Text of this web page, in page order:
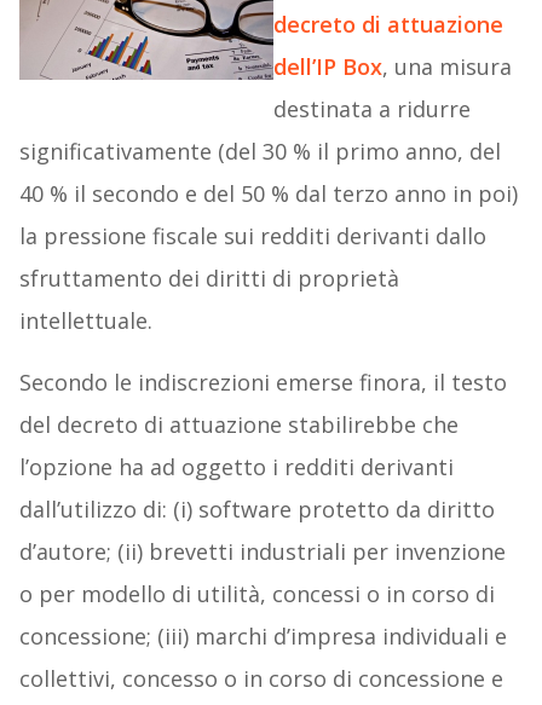
decreto di attuazione
dell’IP Box, una misura
destinata a ridurre
significativamente (del 30 % il primo anno, del
40 % il secondo e del 50 % dal terzo anno in poi)
la pressione fiscale sui redditi derivanti dallo
sfruttamento dei diritti di proprietà
intellettuale.
Secondo le indiscrezioni emerse finora, il testo
del decreto di attuazione stabilirebbe che
l’opzione ha ad oggetto i redditi derivanti
dall’utilizzo di: (i) software protetto da diritto
d’autore; (ii) brevetti industriali per invenzione
o per modello di utilità, concessi o in corso di
concessione; (iii) marchi d’impresa individuali e
collettivi, concesso o in corso di concessione e